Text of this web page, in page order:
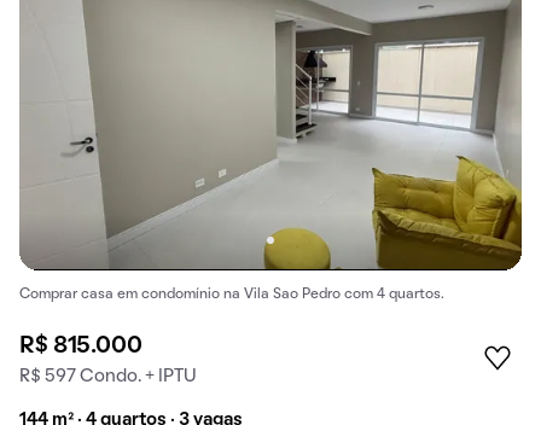
Comprar casa em condomínio na Vila Sao Pedro com 4 quartos.
R$ 815.000
R$ 597 Condo. + IPTU
144 m² · 4 quartos · 3 vagas